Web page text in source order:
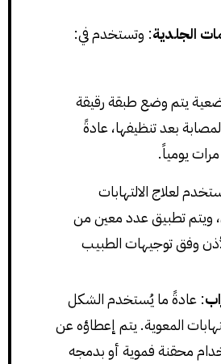
الجلدية: وتستخدم في:
يتم وضع طبقة رقيقة
بعد تنظيفها، عادةً
يومياً.
لعلاج الالتهابات
ويتم تطبيق عدد معين من
وفق توجيهات الطبيب
: عادةً ما يُستخدم الشكل
المعوية. يتم إعطاؤه عن
محقنة فموية أو بدمجه